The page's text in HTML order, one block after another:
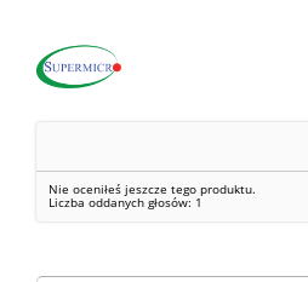
Nie oceniłeś jeszcze tego produktu.
Liczba oddanych głosów: 1